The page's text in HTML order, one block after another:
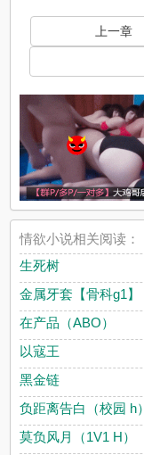
上一章
情欲小说相关阅读：
生死树
金属牙套【骨科g1】
在产品（ABO）
以寇王
黑金链
负距离告白（校园 h）
莫负风月（1V1 H）